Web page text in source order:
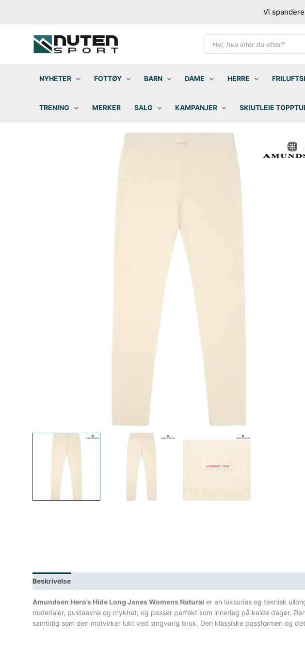
Vi
Products
search
NYHETER FOTTØY BARN DAME HERRE
TRENING MERKER SALG KAMPANJER SKIUTLEIE
Beskrivelse
Amundsen Hero’s Hide Long Janes Womens Natural er en luksuriøs og teknisk
materialer, pusteevne og mykhet, og passer perfekt som innerlag på kalde dager.
samtidig som den motvirker lukt ved langvarig bruk. Den klassiske passformen og